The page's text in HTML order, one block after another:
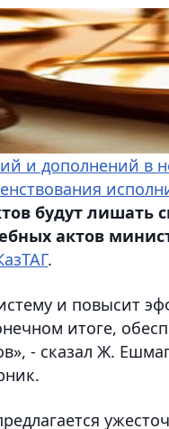
и дополнений в
будут лишать
актов
.
и повысит
итоге,
- сказал Ж.